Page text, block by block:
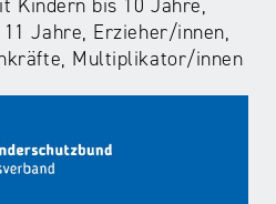
Kindern bis 10 Jahre
Jahre Erzieher/innen
Multiplikator/innen